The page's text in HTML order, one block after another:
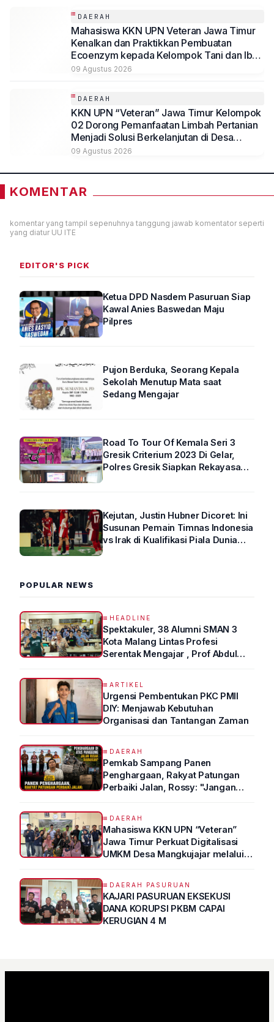
DAERAH
Mahasiswa KKN UPN Veteran Jawa Timur
Kenalkan dan Praktikkan Pembuatan
Ecoenzym kepada Kelompok Tani dan Ibu
PKK di Jombang
09 Agustus 2026
DAERAH
KKN UPN “Veteran” Jawa Timur Kelompok
02 Dorong Pemanfaatan Limbah Pertanian
Menjadi Solusi Berkelanjutan di Desa
Kedungmegarih, Dihadiri Rektorat dan
09 Agustus 2026
KOMENTAR
komentar yang tampil sepenuhnya tanggung jawab komentator seperti
yang diatur UU ITE
EDITOR'S PICK
Ketua DPD Nasdem Pasuruan Siap
Kawal Anies Baswedan Maju
Pilpres
Pujon Berduka, Seorang Kepala
Sekolah Menutup Mata saat
Sedang Mengajar
Road To Tour Of Kemala Seri 3
Gresik Criterium 2023 Di Gelar,
Polres Gresik Siapkan Rekayasa
Kejutan, Justin Hubner Dicoret: Ini
Susunan Pemain Timnas Indonesia
vs Irak di Kualifikasi Piala Dunia
POPULAR NEWS
HEADLINE
Spektakuler, 38 Alumni SMAN 3
Kota Malang Lintas Profesi
Serentak Mengajar , Prof Abdul
ARTIKEL
Urgensi Pembentukan PKC PMII
DIY: Menjawab Kebutuhan
Organisasi dan Tantangan Zaman
DAERAH
Pemkab Sampang Panen
Penghargaan, Rakyat Patungan
Perbaiki Jalan, Rossy: "Jangan
DAERAH
Mahasiswa KKN UPN “Veteran”
Jawa Timur Perkuat Digitalisasi
UMKM Desa Mangkujajar melalui
DAERAH PASURUAN
KAJARI PASURUAN EKSEKUSI
DANA KORUPSI PKBM CAPAI
KERUGIAN 4 M